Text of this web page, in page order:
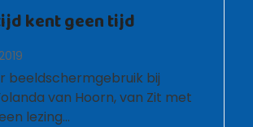
kent geen tijd
beeldschermgebruik bij
van Hoorn, van Zit met
lezing…